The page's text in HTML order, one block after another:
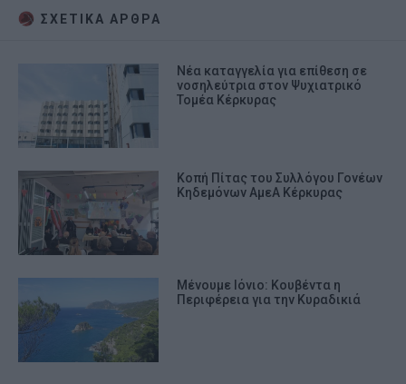
ΣΧΕΤΙΚA AΡΘΡΑ
Νέα καταγγελία για επίθεση σε
νοσηλεύτρια στον Ψυχιατρικό
Τομέα Κέρκυρας
Κοπή Πίτας του Συλλόγου Γονέων
Κηδεμόνων ΑμεΑ Κέρκυρας
Μένουμε Ιόνιο: Κουβέντα η
Περιφέρεια για την Κυραδικιά